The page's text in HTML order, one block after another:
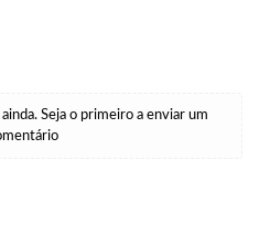
Seja o primeiro a enviar um